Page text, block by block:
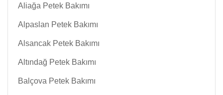
Aliağa Petek Bakımı
Alpaslan Petek Bakımı
Alsancak Petek Bakımı
Altındağ Petek Bakımı
Balçova Petek Bakımı